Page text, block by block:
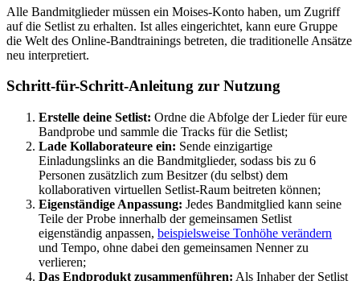
Alle Bandmitglieder müssen ein Moises-Konto haben, um Zugriff
auf die Setlist zu erhalten. Ist alles eingerichtet, kann eure Gruppe
die Welt des Online-Bandtrainings betreten, die traditionelle Ansätze
neu interpretiert.
Schritt-für-Schritt-Anleitung zur Nutzung
Erstelle deine Setlist: Ordne die Abfolge der Lieder für eure
Bandprobe und sammle die Tracks für die Setlist;
Lade Kollaborateure ein: Sende einzigartige
Einladungslinks an die Bandmitglieder, sodass bis zu 6
Personen zusätzlich zum Besitzer (du selbst) dem
kollaborativen virtuellen Setlist-Raum beitreten können;
Eigenständige Anpassung: Jedes Bandmitglied kann seine
Teile der Probe innerhalb der gemeinsamen Setlist
eigenständig anpassen, beispielsweise Tonhöhe verändern
und Tempo, ohne dabei den gemeinsamen Nenner zu
verlieren;
Das Endprodukt zusammenführen: Als Inhaber der Setlist